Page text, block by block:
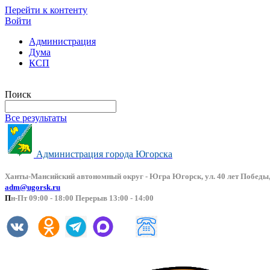
Перейти к контенту
Войти
Администрация
Дума
КСП
Поиск
Все результаты
Администрация города Югорска
Ханты-Мансийский автономный округ - Югра Югорск, ул. 40 лет
adm@ugorsk.ru
Пн-Пт 09:00 - 18:00 Перерыв 13:00 - 14:00